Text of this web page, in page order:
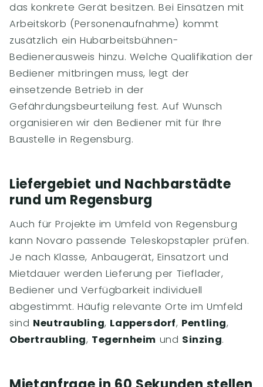
das konkrete Gerät besitzen. Bei Einsätzen mit
Arbeitskorb (Personenaufnahme) kommt
zusätzlich ein Hubarbeitsbühnen-
Bedienerausweis hinzu. Welche Qualifikation der
Bediener mitbringen muss, legt der
einsetzende Betrieb in der
Gefährdungsbeurteilung fest. Auf Wunsch
organisieren wir den Bediener mit für Ihre
Baustelle in Regensburg.
Liefergebiet und Nachbarstädte
rund um Regensburg
Auch für Projekte im Umfeld von Regensburg
kann Novaro passende Teleskopstapler prüfen.
Je nach Klasse, Anbaugerät, Einsatzort und
Mietdauer werden Lieferung per Tieflader,
Bediener und Verfügbarkeit individuell
abgestimmt. Häufig relevante Orte im Umfeld
sind Neutraubling, Lappersdorf, Pentling,
Obertraubling, Tegernheim und Sinzing.